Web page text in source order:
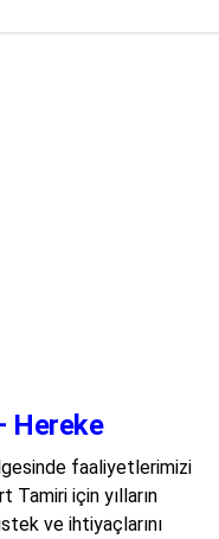
Hereke
faaliyetlerimizi
Tamiri için yılların
ve ihtiyaçlarını